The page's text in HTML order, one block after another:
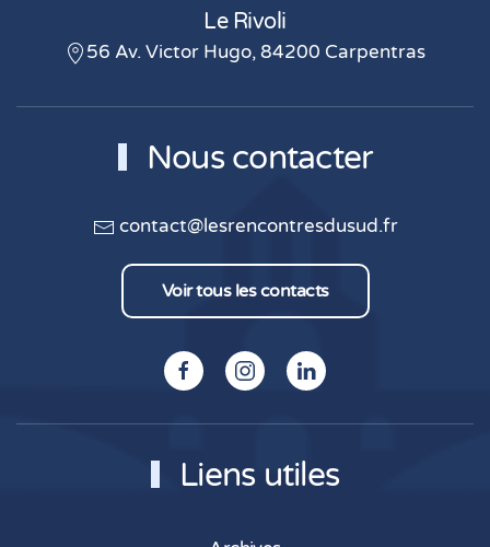
Le Rivoli
56 Av. Victor Hugo, 84200 Carpentras
Nous contacter
contact@lesrencontresdusud.fr
Voir tous les contacts
Liens utiles